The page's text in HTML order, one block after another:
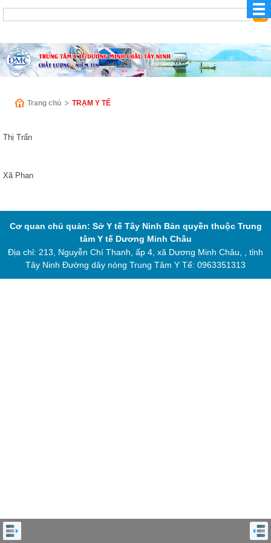
Trang chủ TRẠM Y TẾ
Thị Trấn
Xã Phan
Cơ quan chủ quản: Sở Y tế Tây Ninh Bản quyền thuộc Trung
tâm Y tế Dương Minh Châu
Địa chỉ: 213, Nguyễn Chí Thanh, ấp 4, xã Dương Minh Châu, , tỉnh
Tây Ninh Đường dây nóng Trung Tâm Y Tế: 0963351313